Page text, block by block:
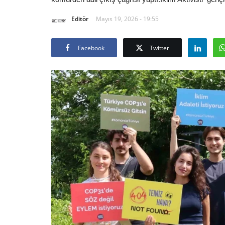
Editör Mayıs 19, 2026 - 19:55
Facebook Twitter